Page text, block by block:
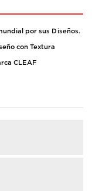
por sus Diseños.
con Textura
CLEAF